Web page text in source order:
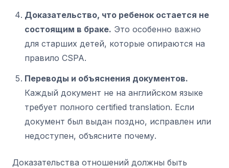
Доказательство, что ребенок остается не
состоящим в браке. Это особенно важно
для старших детей, которые опираются на
правило CSPA.
Переводы и объяснения документов.
Каждый документ не на английском языке
требует полного certified translation. Если
документ был выдан поздно, исправлен или
недоступен, объясните почему.
Доказательства отношений должны быть